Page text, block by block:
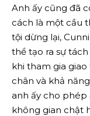
Anh ấy cũng đã
cách là một cầu
tội dừng lại,
thể tạo ra sự
khi tham gia
chân và khả
anh ấy cho phép
không gian chật